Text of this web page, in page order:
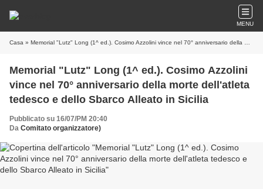
MENU
Casa » Memorial "Lutz" Long (1^ ed.). Cosimo Azzolini vince nel 70° anniversario della morte dell'atleta tedesco e dello Sbarco Alleato in Sicilia
Memorial "Lutz" Long (1^ ed.). Cosimo Azzolini
vince nel 70° anniversario della morte dell'atleta
tedesco e dello Sbarco Alleato in Sicilia
Pubblicato su 16/07/PM 20:40
Da Comitato organizzatore)